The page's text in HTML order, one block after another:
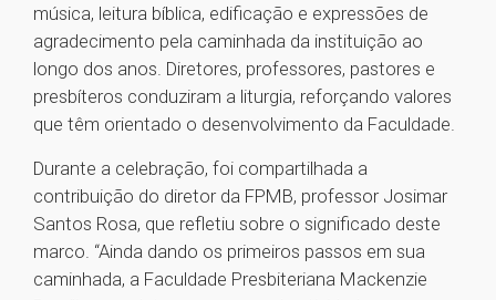
música, leitura bíblica, edificação e expressões de
agradecimento pela caminhada da instituição ao
longo dos anos. Diretores, professores, pastores e
presbíteros conduziram a liturgia, reforçando valores
que têm orientado o desenvolvimento da Faculdade.
Durante a celebração, foi compartilhada a
contribuição do diretor da FPMB, professor Josimar
Santos Rosa, que refletiu sobre o significado deste
marco. “Ainda dando os primeiros passos em sua
caminhada, a Faculdade Presbiteriana Mackenzie